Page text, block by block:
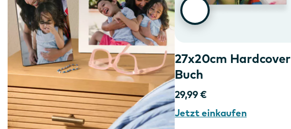
27x20cm Hardcover
Buch
29,99 €
Jetzt einkaufen